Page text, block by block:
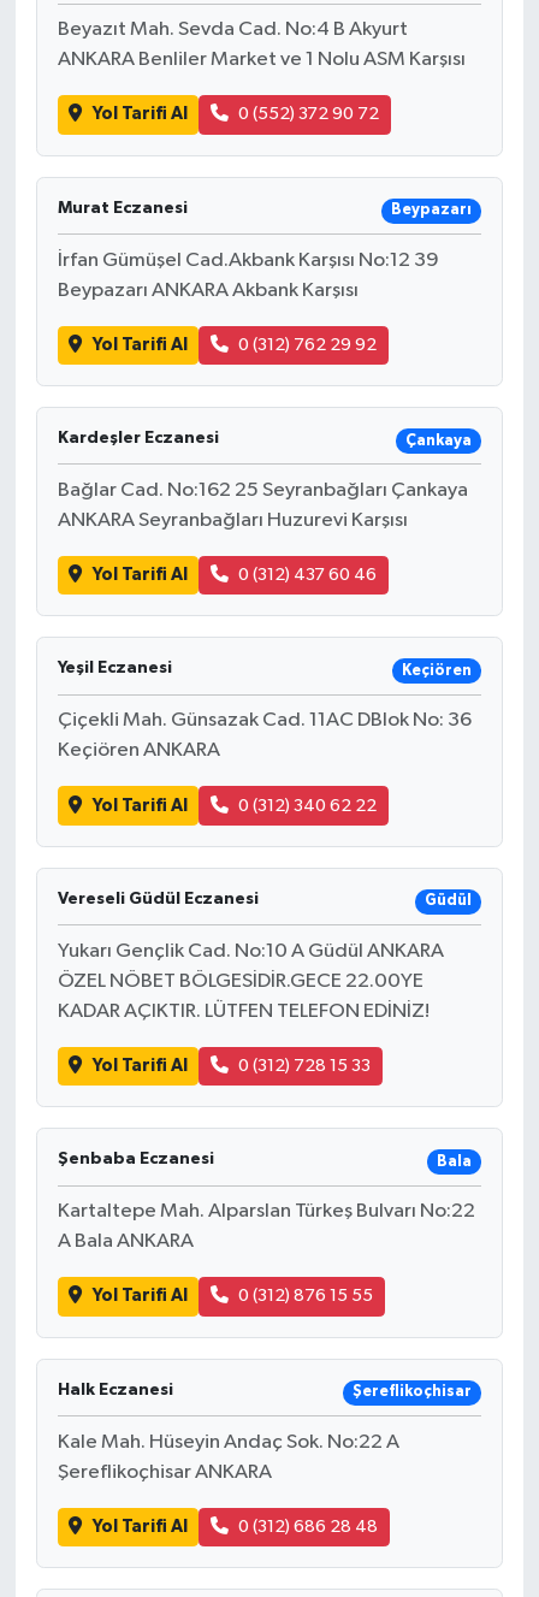
Beyazıt Mah. Sevda Cad. No:4 B Akyurt
ANKARA Benliler Market ve 1 Nolu ASM Karşısı
Yol Tarifi Al 0 (552) 372 90 72
Murat Eczanesi Beypazarı
İrfan Gümüşel Cad.Akbank Karşısı No:12 39
Beypazarı ANKARA Akbank Karşısı
Yol Tarifi Al 0 (312) 762 29 92
Kardeşler Eczanesi Çankaya
Bağlar Cad. No:162 25 Seyranbağları Çankaya
ANKARA Seyranbağları Huzurevi Karşısı
Yol Tarifi Al 0 (312) 437 60 46
Yeşil Eczanesi Keçiören
Çiçekli Mah. Günsazak Cad. 11AC DBlok No: 36
Keçiören ANKARA
Yol Tarifi Al 0 (312) 340 62 22
Vereseli Güdül Eczanesi Güdül
Yukarı Gençlik Cad. No:10 A Güdül ANKARA
ÖZEL NÖBET BÖLGESİDİR.GECE 22.00YE
KADAR AÇIKTIR. LÜTFEN TELEFON EDİNİZ!
Yol Tarifi Al 0 (312) 728 15 33
Şenbaba Eczanesi Bala
Kartaltepe Mah. Alparslan Türkeş Bulvarı No:22
A Bala ANKARA
Yol Tarifi Al 0 (312) 876 15 55
Halk Eczanesi Şereflikoçhisar
Kale Mah. Hüseyin Andaç Sok. No:22 A
Şereflikoçhisar ANKARA
Yol Tarifi Al 0 (312) 686 28 48